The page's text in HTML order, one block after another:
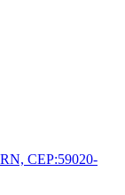
CEP:59020-